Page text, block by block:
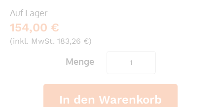
Auf Lager
154,00 €
(inkl. MwSt. 183,26 €)
Menge
In den Warenkorb